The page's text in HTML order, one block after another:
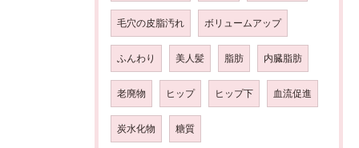
毛穴の皮脂汚れ ボリュームアップ
ふんわり 美人髪 脂肪 内臓脂肪
老廃物 ヒップ ヒップ下 血流促進
炭水化物 糖質